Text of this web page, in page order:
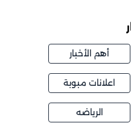
أهم الأخبار
اعلانات مبوبة
الرياضه